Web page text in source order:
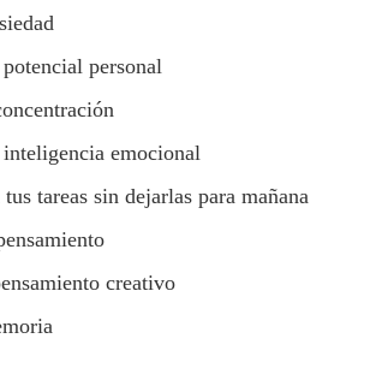
personal
emocional
tareas sin dejarlas para mañana
creativo